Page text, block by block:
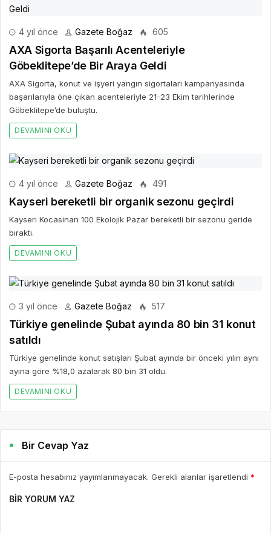
4 yıl önce Gazete Boğaz 605
AXA Sigorta Başarılı Acenteleriyle
Göbeklitepe’de Bir Araya Geldi
AXA Sigorta, konut ve işyeri yangın sigortaları kampanyasında
başarılarıyla öne çıkan acenteleriyle 21-23 Ekim tarihlerinde
Göbeklitepe’de buluştu.
DEVAMINI OKU
4 yıl önce Gazete Boğaz 491
Kayseri bereketli bir organik sezonu geçirdi
Kayseri Kocasinan 100 Ekolojik Pazar bereketli bir sezonu geride
bıraktı.
DEVAMINI OKU
3 yıl önce Gazete Boğaz 517
Türkiye genelinde Şubat ayında 80 bin 31 konut
satıldı
Türkiye genelinde konut satışları Şubat ayında bir önceki yılın aynı
ayına göre %18,0 azalarak 80 bin 31 oldu.
DEVAMINI OKU
Bir Cevap Yaz
E-posta hesabınız yayımlanmayacak. Gerekli alanlar işaretlendi *
BIR YORUM YAZ